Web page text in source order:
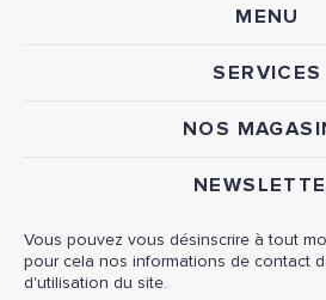
MENU
SERVICES
NOS
Vous pouvez vous désinscrire à tout
pour cela nos informations de contact
d'utilisation du site.